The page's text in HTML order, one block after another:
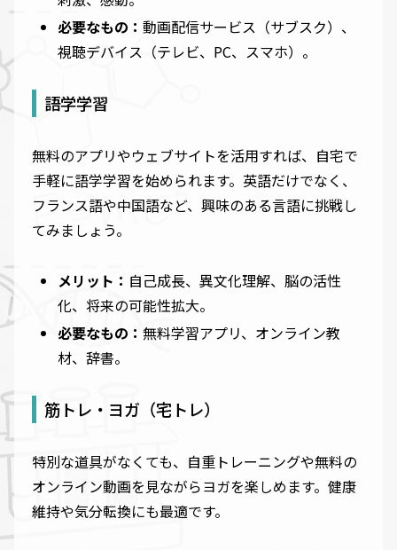
必要なもの：動画配信サービス（サブスク）、
視聴デバイス（テレビ、PC、スマホ）。
語学学習
無料のアプリやウェブサイトを活用すれば、自宅で
手軽に語学学習を始められます。英語だけでなく、
フランス語や中国語など、興味のある言語に挑戦し
てみましょう。
メリット： 自己成長、異文化理解、脳の活性
化、将来の可能性拡大。
必要なもの：無料学習アプリ、オンライン教
材、辞書。
筋トレ・ヨガ（宅トレ）
特別な道具がなくても、自重トレーニングや無料の
オンライン動画を見ながらヨガを楽しめます。健康
維持や気分転換にも最適です。